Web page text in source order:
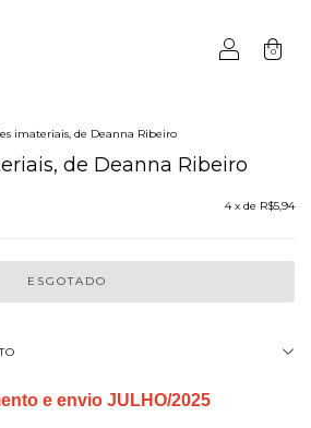
0
imateriais, de Deanna Ribeiro
de Deanna Ribeiro
4 x de R$5,94
e envio JULHO/2025